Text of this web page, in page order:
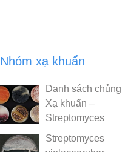
Nhóm xạ khuẩn
Danh sách chủng
Xạ khuẩn –
Streptomyces
Streptomyces